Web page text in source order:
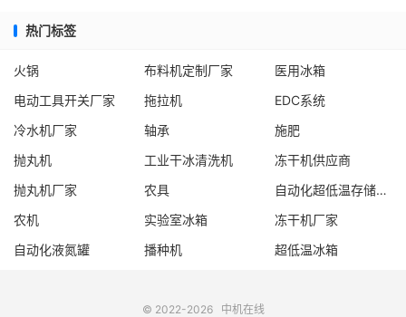
热门标签
火锅 布料机定制厂家
医用冰箱
电动工具开关厂家
拖拉机
EDC系统
冷水机厂家
轴承
施肥
抛丸机
工业干冰清洗机
冻干机供应商
抛丸机厂家
农具
自动化超低温存储系统厂家
农机
实验室冰箱
冻干机厂家
自动化液氮罐
播种机 超低温冰箱
© 2022-2026 中机在线